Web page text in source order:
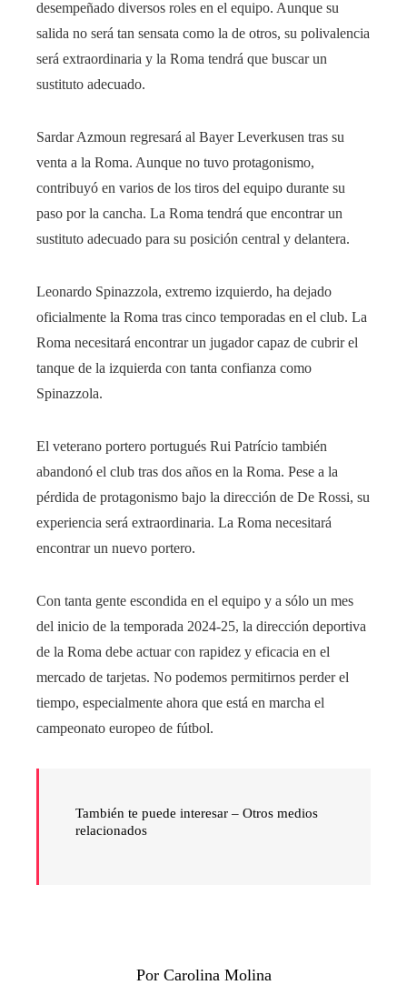
desempeñado diversos roles en el equipo. Aunque su
salida no será tan sensata como la de otros, su polivalencia
será extraordinaria y la Roma tendrá que buscar un
sustituto adecuado.
Sardar Azmoun regresará al Bayer Leverkusen tras su
venta a la Roma. Aunque no tuvo protagonismo,
contribuyó en varios de los tiros del equipo durante su
paso por la cancha. La Roma tendrá que encontrar un
sustituto adecuado para su posición central y delantera.
Leonardo Spinazzola, extremo izquierdo, ha dejado
oficialmente la Roma tras cinco temporadas en el club. La
Roma necesitará encontrar un jugador capaz de cubrir el
tanque de la izquierda con tanta confianza como
Spinazzola.
El veterano portero portugués Rui Patrício también
abandonó el club tras dos años en la Roma. Pese a la
pérdida de protagonismo bajo la dirección de De Rossi, su
experiencia será extraordinaria. La Roma necesitará
encontrar un nuevo portero.
Con tanta gente escondida en el equipo y a sólo un mes
del inicio de la temporada 2024-25, la dirección deportiva
de la Roma debe actuar con rapidez y eficacia en el
mercado de tarjetas. No podemos permitirnos perder el
tiempo, especialmente ahora que está en marcha el
campeonato europeo de fútbol.
También te puede interesar – Otros medios
relacionados
Por Carolina Molina